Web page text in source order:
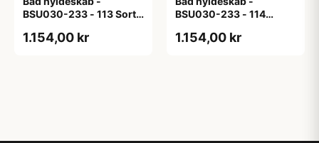
BSU030-233 - 113 Sort
1.154,00 kr
BSU030-233 - 114
m/eg ABS-kant
1.154,00 kr